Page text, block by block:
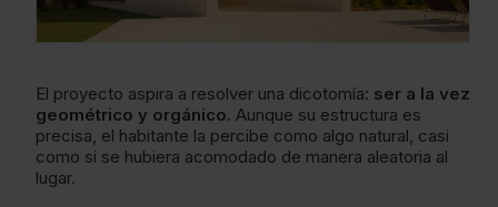
El proyecto aspira a resolver una dicotomía: ser a la vez
geométrico y orgánico. Aunque su estructura es
precisa, el habitante la percibe como algo natural, casi
como si se hubiera acomodado de manera aleatoria al
lugar.